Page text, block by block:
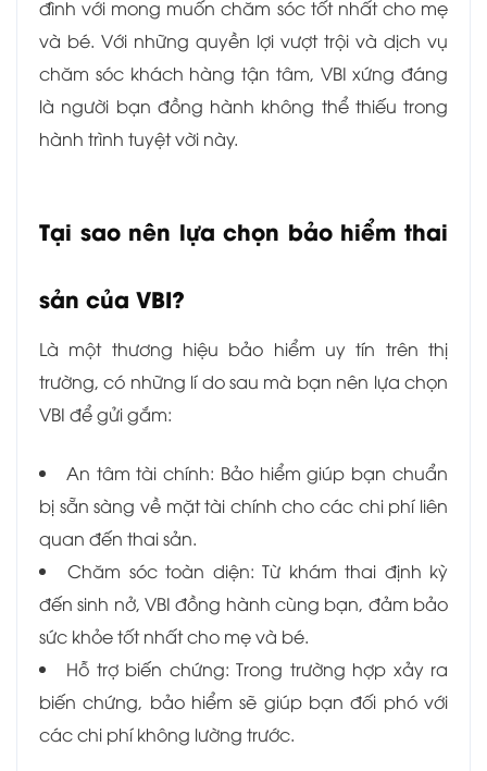
đình với mong muốn chăm sóc tốt nhất cho mẹ
và bé. Với những quyền lợi vượt trội và dịch vụ
chăm sóc khách hàng tận tâm, VBI xứng đáng
là người bạn đồng hành không thể thiếu trong
hành trình tuyệt vời này.
Tại sao nên lựa chọn bảo hiểm thai
sản của VBI?
Là một thương hiệu bảo hiểm uy tín trên thị
trường, có những lí do sau mà bạn nên lựa chọn
VBI để gửi gắm:
An tâm tài chính: Bảo hiểm giúp bạn chuẩn
bị sẵn sàng về mặt tài chính cho các chi phí liên
quan đến thai sản.
Chăm sóc toàn diện: Từ khám thai định kỳ
đến sinh nở, VBI đồng hành cùng bạn, đảm bảo
sức khỏe tốt nhất cho mẹ và bé.
Hỗ trợ biến chứng: Trong trường hợp xảy ra
biến chứng, bảo hiểm sẽ giúp bạn đối phó với
các chi phí không lường trước.